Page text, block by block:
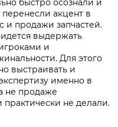
быстро осознали и
акцент в
и продажи запчастей.
выдержать
и
Для этого
выстраивать и
именно в
не продаже
не делали.